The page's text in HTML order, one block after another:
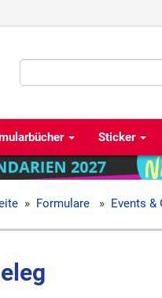
Sticker
» Formulare » Events &